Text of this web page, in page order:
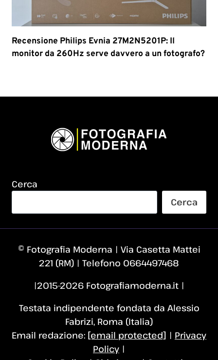
Recensione Philips Evnia 27M2N5201P: Il
monitor da 260Hz serve davvero a un fotografo?
Cerca
Cerca
© Fotografia Moderna | Via Casetta Mattei
221 (RM) | Telefono 0664497468
|2015–2026 Fotografiamoderna.it |
Testata indipendente fondata da Alessio
Fabrizi, Roma (Italia)
Email redazione: [email protected] | Privacy
Policy |